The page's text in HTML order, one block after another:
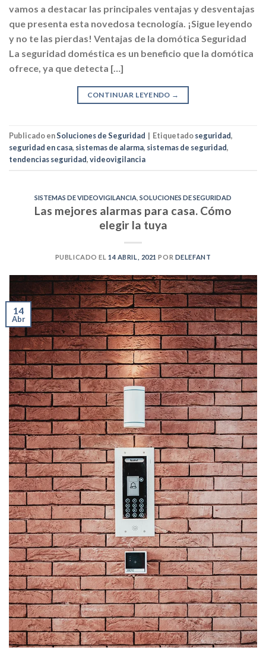
vamos a destacar las principales ventajas y desventajas
que presenta esta novedosa tecnología. ¡Sigue leyendo
y no te las pierdas! Ventajas de la domótica Seguridad
La seguridad doméstica es un beneficio que la domótica
ofrece, ya que detecta […]
CONTINUAR LEYENDO →
Publicado enSoluciones de Seguridad | Etiquetadoseguridad,
seguridad en casa, sistemas de alarma, sistemas de seguridad,
tendencias seguridad,videovigilancia
SISTEMAS DE VIDEOVIGILANCIA SOLUCIONES DE SEGURIDAD
Las mejores alarmas para casa. Cómo
elegir la tuya
PUBLICADO EL14 ABRIL, 2021 POR DELEFANT
14
Abr